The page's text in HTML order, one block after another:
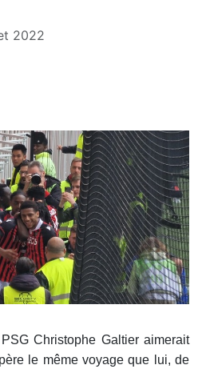
2022
Christophe Galtier aimerait
le même voyage que lui, de